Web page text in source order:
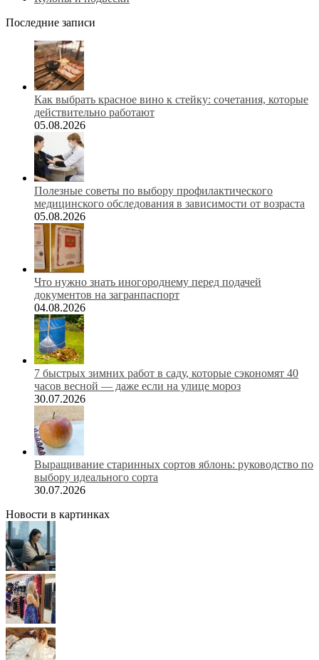
Последние записи
Как выбрать красное вино к стейку: сочетания, которые
действительно работают
05.08.2026
Полезные советы по выбору профилактического
медицинского обследования в зависимости от возраста
05.08.2026
Что нужно знать иногороднему перед подачей
документов на загранпаспорт
04.08.2026
7 быстрых зимних работ в саду, которые сэкономят 40
часов весной — даже если на улице мороз
30.07.2026
Выращивание старинных сортов яблонь: руководство по
выбору идеального сорта
30.07.2026
Новости в картинках